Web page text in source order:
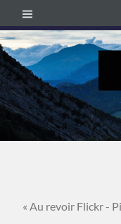
« Au revoir Flickr-